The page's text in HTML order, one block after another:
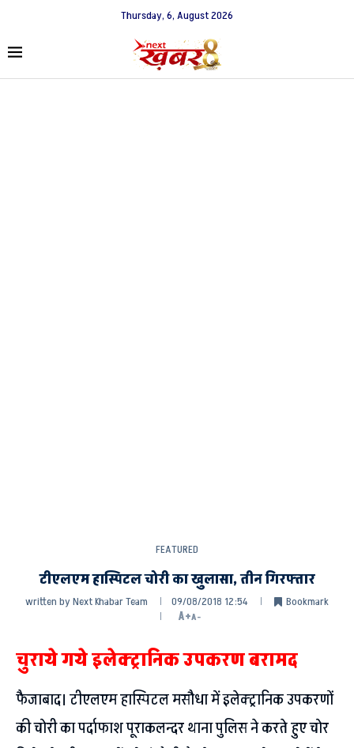
Thursday, 6, August 2026
FEATURED
टीएलएम हास्पिटल चोरी का खुलासा, तीन गिरफ्तार
written byNext Khabar Team 09/08/2018 12:54
Bookmark
A+A-
चुराये गये इलेक्ट्रानिक उपकरण बरामद
फैजाबाद। टीएलएम हास्पिटल मसौधा में इलेक्ट्रानिक उपकरणों
की चोरी का पर्दाफाश पूराकलन्दर थाना पुलिस ने करते हुए चोर